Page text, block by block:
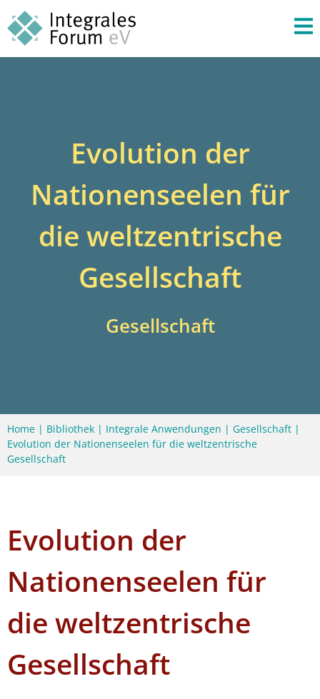
Evolution der
Nationenseelen für
die weltzentrische
Gesellschaft
Gesellschaft
Home | Bibliothek | Integrale Anwendungen | Gesellschaft |
Evolution der Nationenseelen für die weltzentrische
Gesellschaft
Evolution der
Nationenseelen für
die weltzentrische
Gesellschaft